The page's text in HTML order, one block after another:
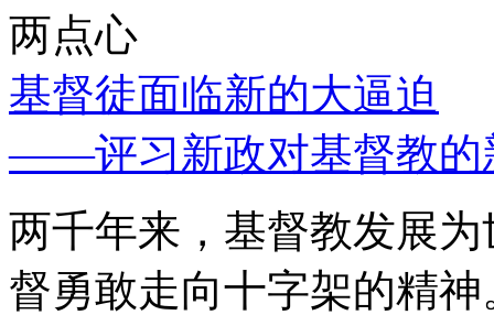
两点心
基督徒面临新的大逼迫
——评习新政对基督教的
两千年来，基督教发展
督勇敢走向十字架的精